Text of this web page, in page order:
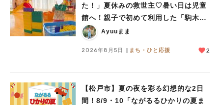
た！」夏休みの救世主♡暑い日は児童
館へ！親子で初めて利用した「駒木台
児童館」レポート
Ayuuまま
2026年8月5日 まち・ひと応援 2
【松戸市】夏の夜を彩る幻想的な2日
間！8/9・10「ながるるひかりの夏ま